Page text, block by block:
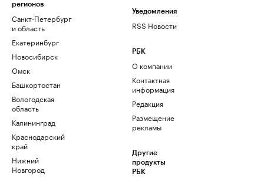
регионов
Санкт-Петербург
и область
Екатеринбург
Новосибирск
Омск
Башкортостан
Вологодская
область
Калининград
Краснодарский
край
Нижний
Новгород
Уведомления
RSS Новости
РБК
О компании
Контактная
информация
Редакция
Размещение
рекламы
Другие
продукты
РБК